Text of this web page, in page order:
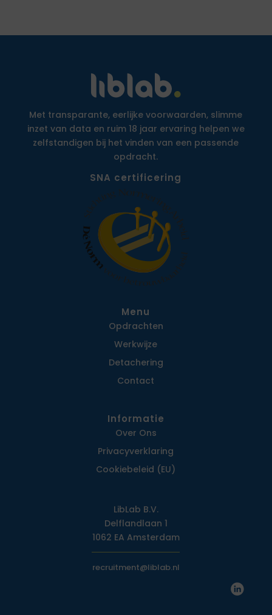
Met transparante, eerlijke voorwaarden, slimme
inzet van data en ruim 18 jaar ervaring helpen we
zelfstandigen bij het vinden van een passende
opdracht.
SNA certificering
Menu
Opdrachten
Werkwijze
Detachering
Contact
Informatie
Over Ons
Privacy­verklaring
Cookiebeleid (EU)
LibLab B.V.
Delflandlaan 1
1062 EA Amsterdam
recruitment@liblab.nl